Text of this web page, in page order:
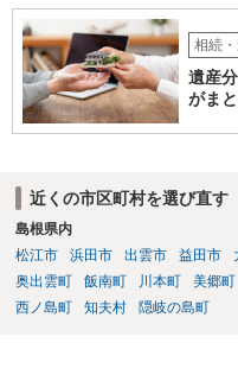
相続
遺産
がま
近くの市区町村を選び直す
島根県内
松江市
浜田市 出雲市 益田市
奥出雲町
飯南町 川本町 美郷町
西ノ島町
知夫村 隠岐の島町